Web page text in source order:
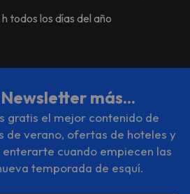
todos los días del año
más...
gratis el mejor contenido de
de verano, ofertas de hoteles y
cuando empiecen las
temporada de esquí.